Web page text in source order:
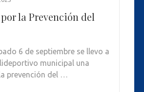
la Prevención del
6 de septiembre se llevo a
municipal una
prevención del …